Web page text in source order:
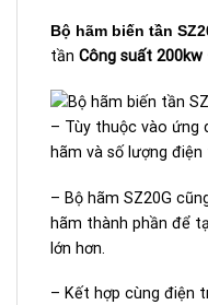
Bộ hãm biến tần
tần Công suất 200kw
– Tùy thuộc vào ứng
hãm và số lượng
– Bộ hãm SZ20G
hãm thành phần để
lớn hơn.
– Kết hợp cùng điện